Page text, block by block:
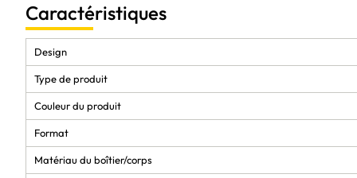
Caractéristiques
Design
Type de produit
Couleur du produit
Format
Matériau du boîtier/corps